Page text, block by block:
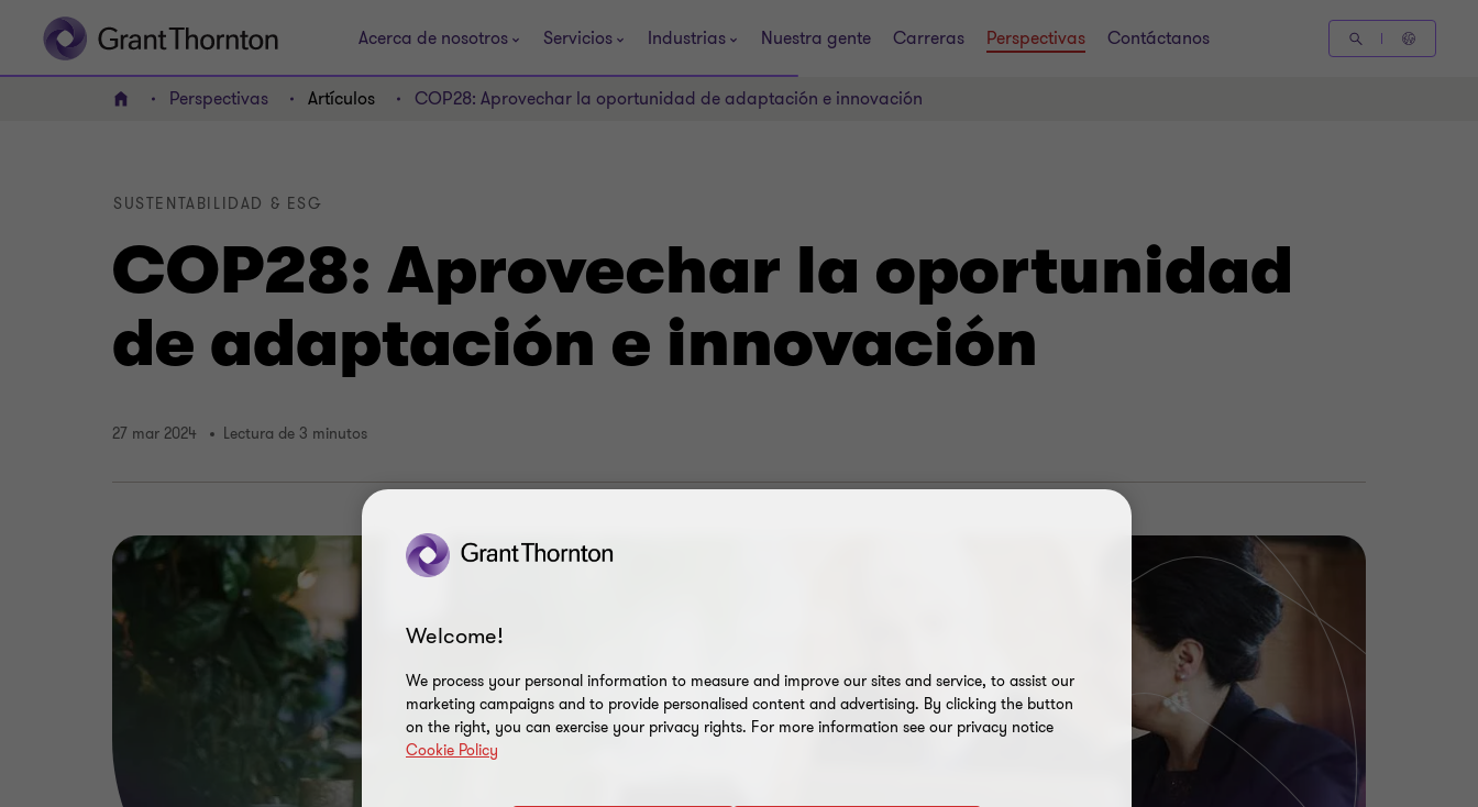
Acerca de nosotros Servicios Industrias Nuestra gente Carreras Perspectivas Contáctanos
INICIO Perspectivas Artículos COP28: Aprovechar la oportunidad de adaptación e innovación
COP28: Aprovechar la oportunidad
de adaptación e innovación
SUSTENTABILIDAD & ESG
27 mar 2024 Lectura de 3 minutos
Welcome!
We process your personal information to measure and improve our sites and service, to assist our
marketing campaigns and to provide personalised content and advertising. By clicking the button
on the right, you can exercise your privacy rights. For more information see our privacy notice
Cookie Policy